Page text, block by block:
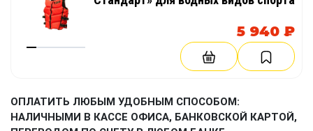
5 940 ₽
ОПЛАТИТЬ ЛЮБЫМ УДОБНЫМ СПОСОБОМ:
НАЛИЧНЫМИ В КАССЕ ОФИСА, БАНКОВСКОЙ КАРТОЙ,